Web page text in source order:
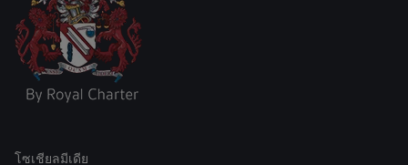
โซเชียลมีเดีย